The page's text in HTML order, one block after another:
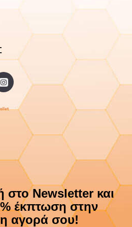
στο Newsletter και
έκπτωση στην
αγορά σου!